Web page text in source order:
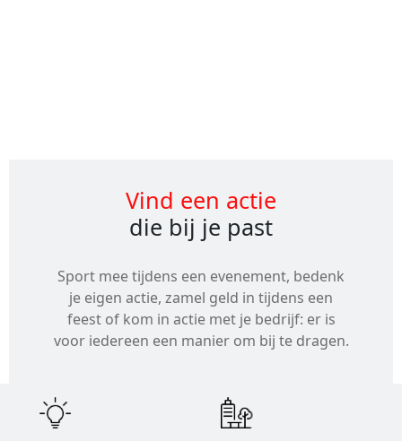
Vind een actie
die bij je past
Sport mee tijdens een evenement, bedenk
je eigen actie, zamel geld in tijdens een
feest of kom in actie met je bedrijf: er is
voor iedereen een manier om bij te dragen.